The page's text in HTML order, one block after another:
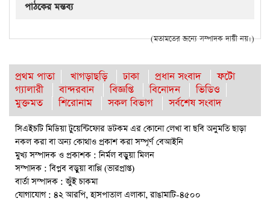
পাঠকের মন্তব্য
(মতামতের জন্যে সম্পাদক দায়ী নয়।)
প্রথম পাতা খাগড়াছড়ি ঢাকা প্রধান সংবাদ
ফটো
গ্যালারী
বান্দরবান বিজ্ঞপ্তি বিনোদন
ভিডিও
মুক্তমত
শিরোনাম সকল বিভাগ সর্বশেষ সংবাদ
সিএইচটি মিডিয়া টুয়েন্টিফোর ডটকম এর কোনো লেখা বা ছবি অনুমতি ছাড়া
নকল করা বা অন্য কোথাও প্রকাশ করা সম্পূর্ণ বেআইনি
মুখ্য সম্পাদক ও প্রকাশক : নির্মল বড়ুয়া মিলন
সম্পাদক : বিপ্লব বড়ুয়া বাপ্পি (ভারপ্রাপ্ত)
বার্তা সম্পাদক : জুঁই চাকমা
যোগাযোগ : ৪২ আরপি, হাসপাতাল এলাকা, রাঙামাটি-৪৫০০